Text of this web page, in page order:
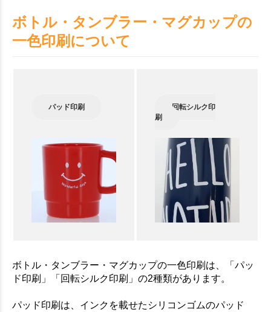
ボトル・タンブラー・マグカップの
一色印刷について
パッド印刷
回転シルク印
刷
ボトル・タンブラー・マグカップの一色印刷は、「パッ
ド印刷」「回転シルク印刷」の2種類があります。
パッド印刷は、インクを載せたシリコンゴムのパッド